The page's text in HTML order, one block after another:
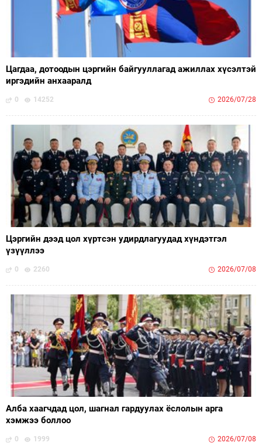
Цагдаа, дотоодын цэргийн байгууллагад ажиллах хүсэлтэй
иргэдийн анхааралд
0 14252 2026/07/28
Цэргийн дээд цол хүртсэн удирдлагуудад хүндэтгэл
үзүүллээ
0 2260 2026/07/08
Алба хаагчдад цол, шагнал гардуулах ёслолын арга
хэмжээ боллоо
0 1999 2026/07/08